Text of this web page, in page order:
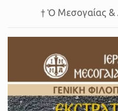
† Ὁ Μεσογαίας